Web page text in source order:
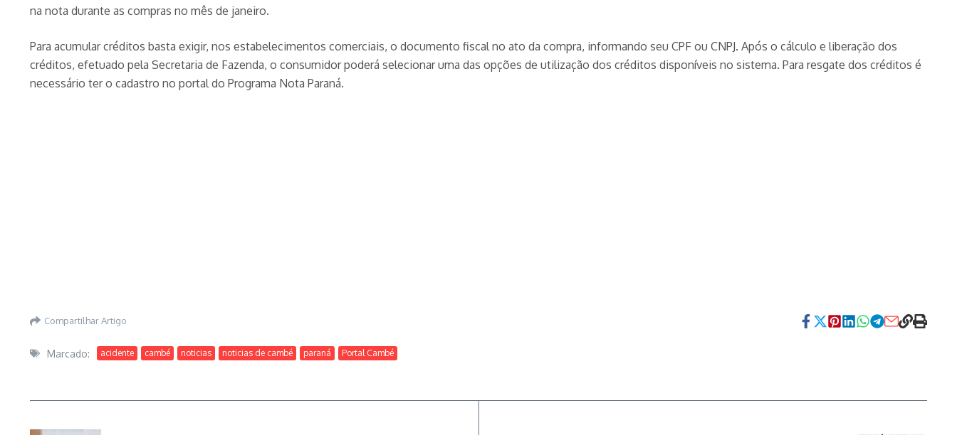
na nota durante as compras no mês de janeiro.
Para acumular créditos basta exigir, nos estabelecimentos comerciais, o documento fiscal no ato da compra, informando seu CPF ou CNPJ. Após o cálculo e liberação dos
créditos, efetuado pela Secretaria de Fazenda, o consumidor poderá selecionar uma das opções de utilização dos créditos disponíveis no sistema. Para resgate dos créditos é
necessário ter o cadastro no portal do Programa Nota Paraná.
Compartilhar Artigo
Marcado: acidente cambé noticias noticias de cambé paraná Portal Cambé